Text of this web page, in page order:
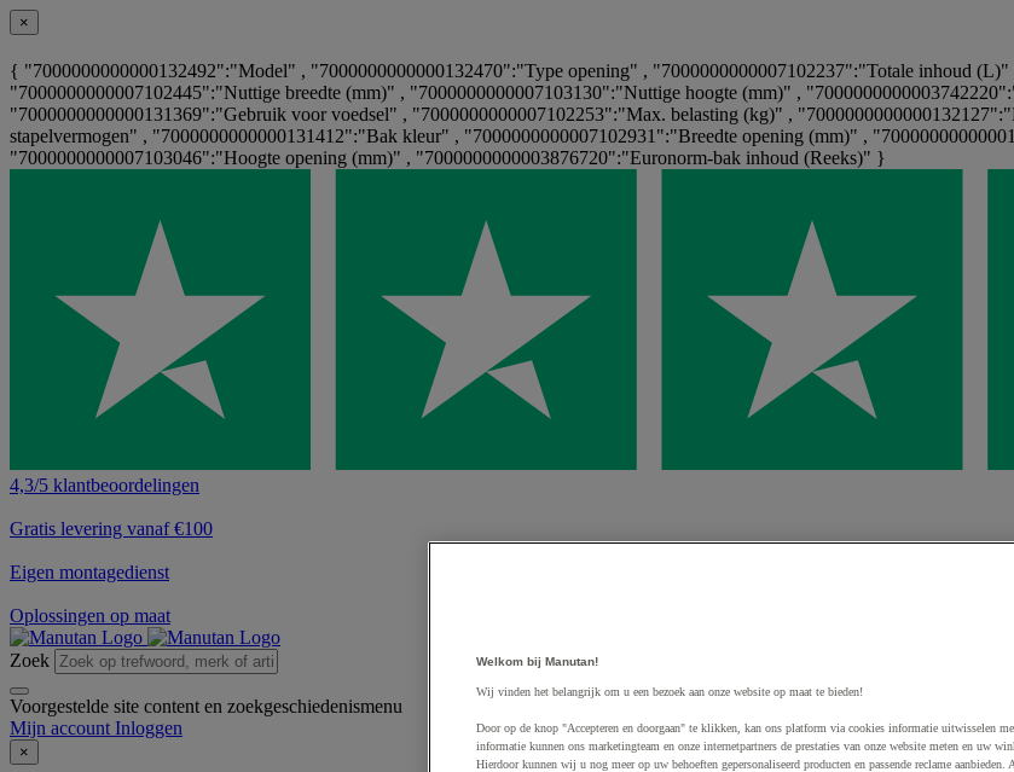
×
{ "7000000000000132492":"Model" , "7000000000000132470":"Type opening" , "7000000000007102237":"Totale inhoud
"7000000000007102445":"Nuttige breedte (mm)" , "7000000000007103130":"Nuttige hoogte (mm)" ,
"7000000000000131369":"Gebruik voor voedsel" , "7000000000007102253":"Max. belasting (kg)" ,
stapelvermogen" , "7000000000000131412":"Bak kleur" , "7000000000007102931":"Breedte opening (mm)" ,
"7000000000007103046":"Hoogte opening (mm)" , "7000000000003876720":"Euronorm-bak inhoud (Reeks)" }
4,3/5 klantbeoordelingen
Gratis levering vanaf €100
Eigen montagedienst
Oplossingen op maat
Zoek
Voorgestelde site content en zoekgeschiedenismenu
Mijn account Inloggen
×
Welkom bij Manutan!
Wij vinden het belangrijk om u een bezoek aan onze website op maat te bieden!
Door op de knop "Accepteren en doorgaan" te klikken, kan ons platform via cookies informatie uitwisselen
informatie kunnen ons marketingteam en onze internetpartners de prestaties van onze website meten en uw
Hierdoor kunnen wij u nog meer op uw behoeften gepersonaliseerd producten en passende reclame